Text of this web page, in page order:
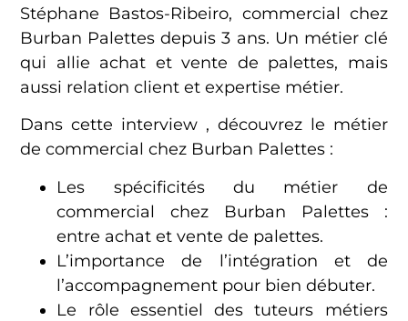
Stéphane Bastos-Ribeiro, commercial chez
Burban Palettes depuis 3 ans. Un métier clé
qui allie achat et vente de palettes, mais
aussi relation client et expertise métier.
Dans cette interview , découvrez le métier
de commercial chez Burban Palettes :
Les spécificités du métier de
commercial chez Burban Palettes :
entre achat et vente de palettes.
L’importance de l’intégration et de
l’accompagnement pour bien débuter.
Le rôle essentiel des tuteurs métiers